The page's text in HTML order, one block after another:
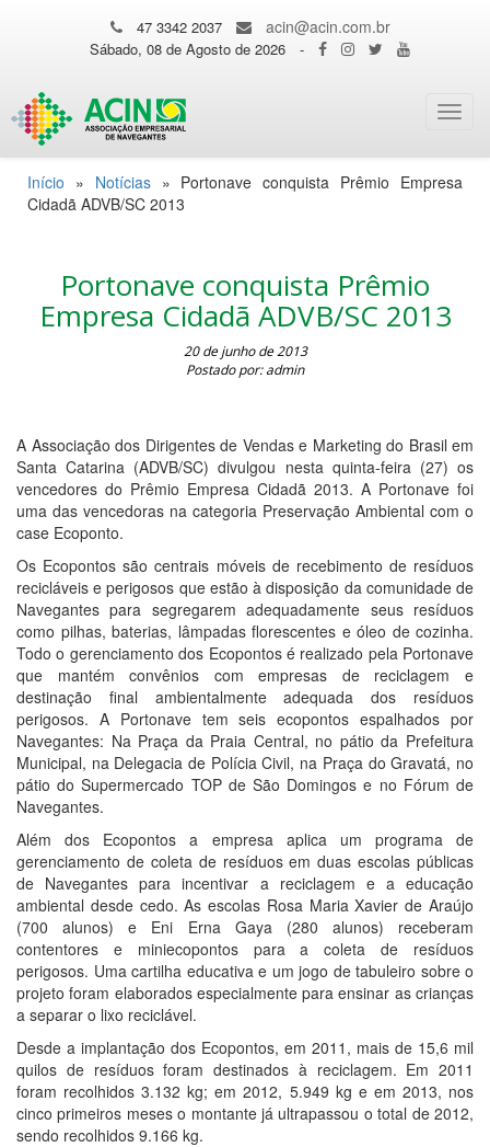
47 3342 2037 acin@acin.com.br
Sábado, 08 de Agosto de 2026 -
Início » Notícias» Portonave conquista Prêmio Empresa
Cidadã ADVB/SC 2013
Portonave conquista Prêmio
Empresa Cidadã ADVB/SC 2013
20 de junho de 2013
Postado por: admin
A Associação dos Dirigentes de Vendas e Marketing do Brasil em
Santa Catarina (ADVB/SC) divulgou nesta quinta-feira (27) os
vencedores do Prêmio Empresa Cidadã 2013. A Portonave foi
uma das vencedoras na categoria Preservação Ambiental com o
case Ecoponto.
Os Ecopontos são centrais móveis de recebimento de resíduos
recicláveis e perigosos que estão à disposição da comunidade de
Navegantes para segregarem adequadamente seus resíduos
como pilhas, baterias, lâmpadas florescentes e óleo de cozinha.
Todo o gerenciamento dos Ecopontos é realizado pela Portonave
que mantém convênios com empresas de reciclagem e
destinação final ambientalmente adequada dos resíduos
perigosos. A Portonave tem seis ecopontos espalhados por
Navegantes: Na Praça da Praia Central, no pátio da Prefeitura
Municipal, na Delegacia de Polícia Civil, na Praça do Gravatá, no
pátio do Supermercado TOP de São Domingos e no Fórum de
Navegantes.
Além dos Ecopontos a empresa aplica um programa de
gerenciamento de coleta de resíduos em duas escolas públicas
de Navegantes para incentivar a reciclagem e a educação
ambiental desde cedo. As escolas Rosa Maria Xavier de Araújo
(700 alunos) e Eni Erna Gaya (280 alunos) receberam
contentores e miniecopontos para a coleta de resíduos
perigosos. Uma cartilha educativa e um jogo de tabuleiro sobre o
projeto foram elaborados especialmente para ensinar as crianças
a separar o lixo reciclável.
Desde a implantação dos Ecopontos, em 2011, mais de 15,6 mil
quilos de resíduos foram destinados à reciclagem. Em 2011
foram recolhidos 3.132 kg; em 2012, 5.949 kg e em 2013, nos
cinco primeiros meses o montante já ultrapassou o total de 2012,
sendo recolhidos 9.166 kg.